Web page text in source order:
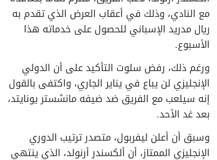
مع النادي، وذلك في أعقاب العرض الذي تقدم به
ريال مدريد الإسباني للحصول على خدماته هذا
الأسبوع.
ورغم ذلك، رفض سلوت التأكيد على أن الدولي
الإنجليزي لن يباع في يناير الجاري، واكتفى بالقول
إنه سيلعب مع الفريق ضد ضيفه مانشستر يونايتد،
بعد غد الأحد.
وسبق أن أعلن ليفربول، متصدر ترتيب الدوري
الإنجليزي الممتاز، أن ألكسندر أرنولد، الذي ينتهي